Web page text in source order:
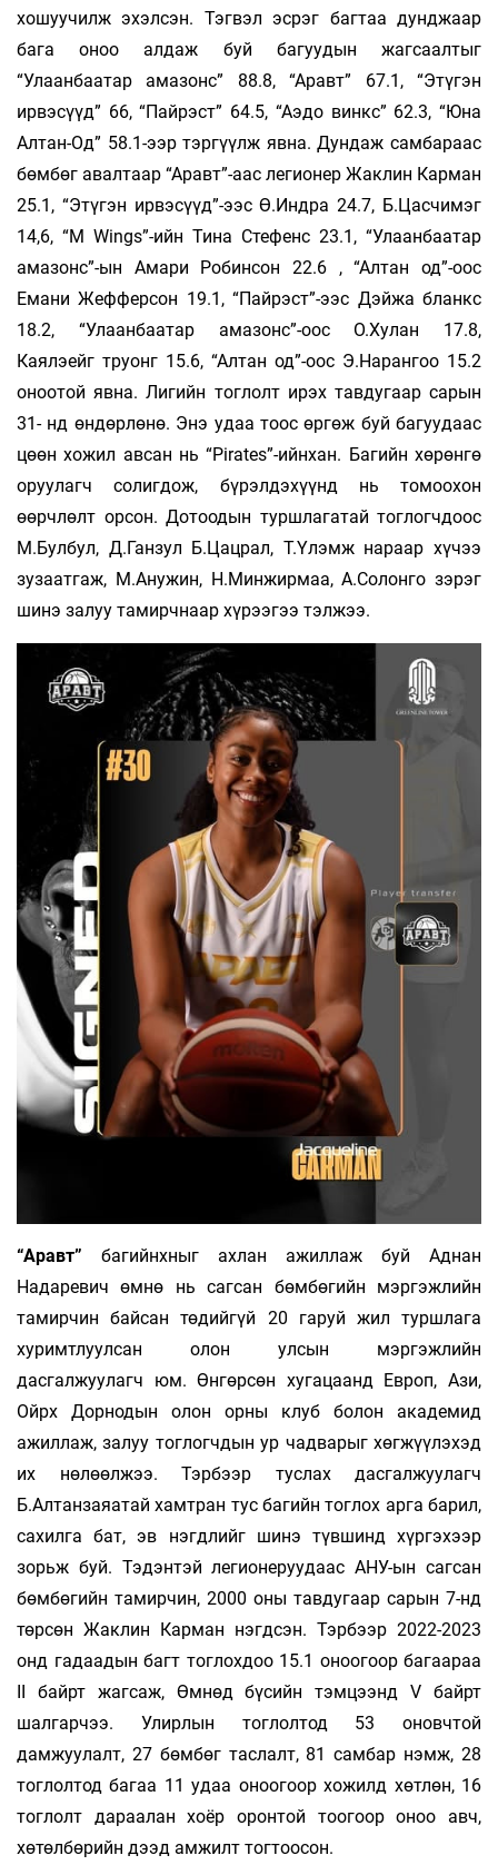
хошуучилж эхэлсэн. Тэгвэл эсрэг багтаа дунджаар
бага оноо алдаж буй багуудын жагсаалтыг
“Улаанбаатар амазонс” 88.8, “Аравт” 67.1, “Этүгэн
ирвэсүүд” 66, “Пайрэст” 64.5, “Аэдо винкс” 62.3, “Юна
Алтан-Од” 58.1-ээр тэргүүлж явна. Дундаж самбараас
бөмбөг авалтаар “Аравт”-аас легионер Жаклин Карман
25.1, “Этүгэн ирвэсүүд”-ээс Ө.Индра 24.7, Б.Цасчимэг
14,6, “M Wings”-ийн Тина Стефенс 23.1, “Улаанбаатар
амазонс”-ын Амари Робинсон 22.6 , “Алтан од”-оос
Емани Жефферсон 19.1, “Пайрэст”-ээс Дэйжа бланкс
18.2, “Улаанбаатар амазонс”-оос О.Хулан 17.8,
Каялэейг труонг 15.6, “Алтан од”-оос Э.Нарангоо 15.2
оноотой явна. Лигийн тоглолт ирэх тавдугаар сарын
31- нд өндөрлөнө. Энэ удаа тоос өргөж буй багуудаас
цөөн хожил авсан нь “Pirates”-ийнхан. Багийн хөрөнгө
оруулагч солигдож, бүрэлдэхүүнд нь томоохон
өөрчлөлт орсон. Дотоодын туршлагатай тоглогчдоос
М.Булбул, Д.Ганзул Б.Цацрал, Т.Үлэмж нараар хүчээ
зузаатгаж, М.Анужин, Н.Минжирмаа, А.Солонго зэрэг
шинэ залуу тамирчнаар хүрээгээ тэлжээ.
“Аравт” багийнхныг ахлан ажиллаж буй Аднан
Надаревич өмнө нь сагсан бөмбөгийн мэргэжлийн
тамирчин байсан төдийгүй 20 гаруй жил туршлага
хуримтлуулсан олон улсын мэргэжлийн
дасгалжуулагч юм. Өнгөрсөн хугацаанд Европ, Ази,
Ойрх Дорнодын олон орны клуб болон академид
ажиллаж, залуу тоглогчдын ур чадварыг хөгжүүлэхэд
их нөлөөлжээ. Тэрбээр туслах дасгалжуулагч
Б.Алтанзаяатай хамтран тус багийн тоглох арга барил,
сахилга бат, эв нэгдлийг шинэ түвшинд хүргэхээр
зорьж буй. Тэдэнтэй легионеруудаас АНУ-ын сагсан
бөмбөгийн тамирчин, 2000 оны тавдугаар сарын 7-нд
төрсөн Жаклин Карман нэгдсэн. Тэрбээр 2022-2023
онд гадаадын багт тоглохдоо 15.1 оноогоор багаараа
II байрт жагсаж, Өмнөд бүсийн тэмцээнд V байрт
шалгарчээ. Улирлын тоглолтод 53 оновчтой
дамжуулалт, 27 бөмбөг таслалт, 81 самбар нэмж, 28
тоглолтод багаа 11 удаа оноогоор хожилд хөтлөн, 16
тоглолт дараалан хоёр оронтой тоогоор оноо авч,
хөтөлбөрийн дээд амжилт тогтоосон.